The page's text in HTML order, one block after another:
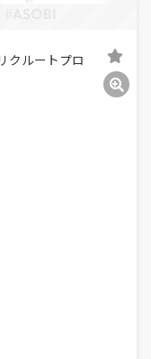
クルートプロ